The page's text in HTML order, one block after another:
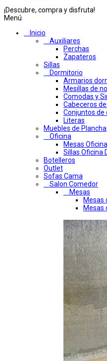
¡Descubre, compra y disfruta!
Menú
Inicio
Auxiliares
Perchas
Zapateros
Sillas
Dormitorio
Armarios
Mesillas de
Comodas y
Cabeceros
Conjuntos de
Literas
Muebles de Plancha
Oficina
Mesas
Sillas Oficina
Botelleros
Outlet
Sofas Cama
Salon Comedor
Mesas
Mesas
Mesas